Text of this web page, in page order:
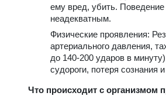
ему вред, убить. Поведение
неадекватным.
Физические проявления:
артериального давления,
до 140-200 ударов в
судороги, потеря сознания
Что происходит с организмом